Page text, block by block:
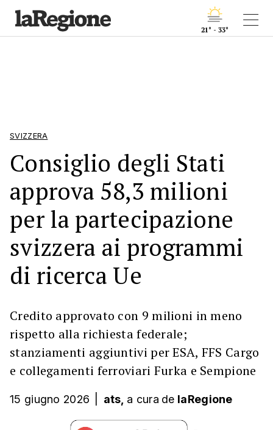
21° - 33°
SVIZZERA
Consiglio degli Stati
approva 58,3 milioni
per la partecipazione
svizzera ai programmi
di ricerca Ue
Credito approvato con 9 milioni in meno
rispetto alla richiesta federale;
stanziamenti aggiuntivi per ESA, FFS Cargo
e collegamenti ferroviari Furka e Sempione
15 giugno 2026 ats, a cura de laRegione